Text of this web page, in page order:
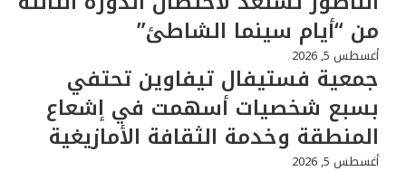
من “أيام سينما الشاطئ”
أغسطس 5, 2026
جمعية فستيفال تيفاوين تحتفي
بسبع شخصيات أسهمت في إشعاع
المنطقة وخدمة الثقافة الأمازيغية
أغسطس 5, 2026